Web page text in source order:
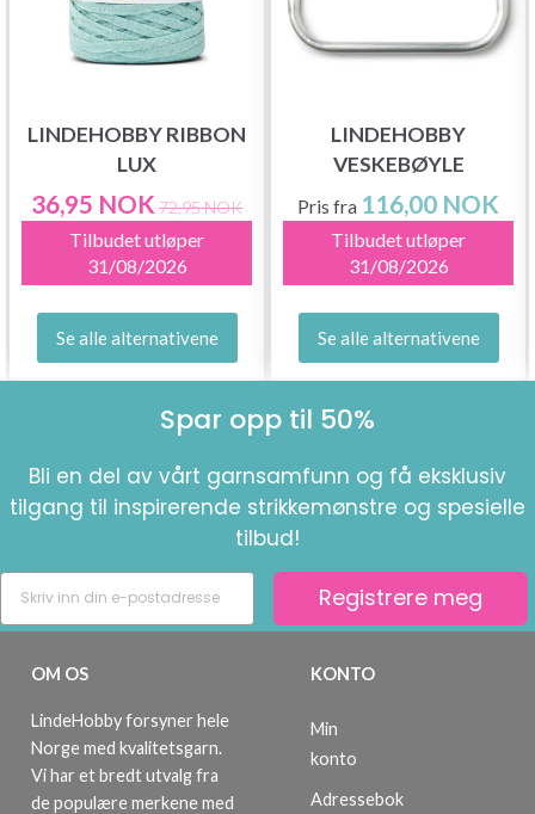
LINDEHOBBY RIBBON
LUX
36,95 NOK 72,95 NOK
Tilbudet utløper
31/08/2026
Se alle alternativene
LINDEHOBBY
VESKEBØYLE
Pris fra 116,00 NOK
Tilbudet utløper
31/08/2026
Se alle alternativene
Spar opp til 50%
Bli en del av vårt garnsamfunn og få eksklusiv
tilgang til inspirerende strikkemønstre og spesielle
tilbud!
Registrere meg
OM OS
LindeHobby forsyner hele
Norge med kvalitetsgarn.
Vi har et bredt utvalg fra
de populære merkene med
KONTO
Min
konto
Adressebok